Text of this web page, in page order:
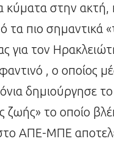
κύματα στην
τα πιο σημαντικά
για τον
, ο οποίος
δημιούργησε
ζωής» το οποίο
ΑΠΕ-ΜΠΕ